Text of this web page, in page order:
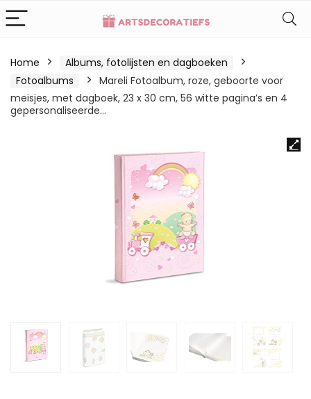
Home
Albums, fotolijsten en dagboeken
Fotoalbums
Mareli Fotoalbum, roze, geboorte voor
meisjes, met dagboek, 23 x 30 cm, 56 witte pagina’s en 4
gepersonaliseerde…